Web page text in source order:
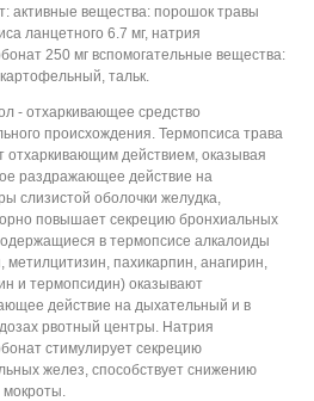
активные вещества: порошок травы
ланцетного 6.7 мг, натрия
250 мг вспомогательные вещества:
тальк.
- отхаркивающее средство
происхождения. Термопсиса трава
отхаркивающим действием, оказывая
раздражающее действие на
слизистой оболочки желудка,
повышает секрецию бронхиальных
в термопсисе алкалоиды
метилцитизин, пахикарпин, анагирин,
и термопсидин) оказывают
действие на дыхательный и в
рвотный центры. Натрия
стимулирует секрецию
желез, способствует снижению
мокроты.